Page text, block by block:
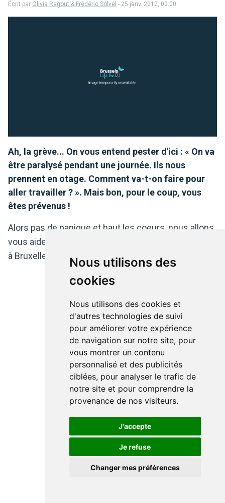
Nous utilisons des
cookies
Nous utilisons des cookies et
d'autres technologies de suivi
pour améliorer votre expérience
de navigation sur notre site, pour
vous montrer un contenu
personnalisé et des publicités
ciblées, pour analyser le trafic de
notre site et pour comprendre la
provenance de nos visiteurs.
J'accepte
Je refuse
Changer mes préférences
Écrit par Olivia Regout & Frédéric Solvel - 25 janv. 2012, 00:00
Ah, la grève... On vous entend pester d'ici : « On va
être paralysé pendant une journée. Ils nous
prennent en otage. Comment va-t-on faire pour
aller travailler ? ». Mais bon, pour le coup, vous
êtes prévenus !
Alors pas de panique et haut les coeurs, nous allons
vous aider à trouver une solution pour vous déplacer
à Bruxelles. Il suffit simplement d'anticiper !